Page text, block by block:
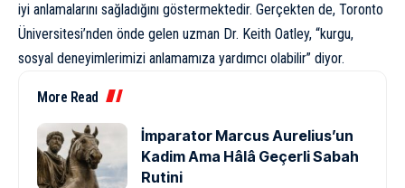
iyi anlamalarını sağladığını göstermektedir. Gerçekten de, Toronto
Üniversitesi’nden önde gelen uzman Dr. Keith Oatley, “kurgu,
sosyal deneyimlerimizi anlamamıza yardımcı olabilir” diyor.
More Read
İmparator Marcus Aurelius’un
Kadim Ama Hâlâ Geçerli Sabah
Rutini